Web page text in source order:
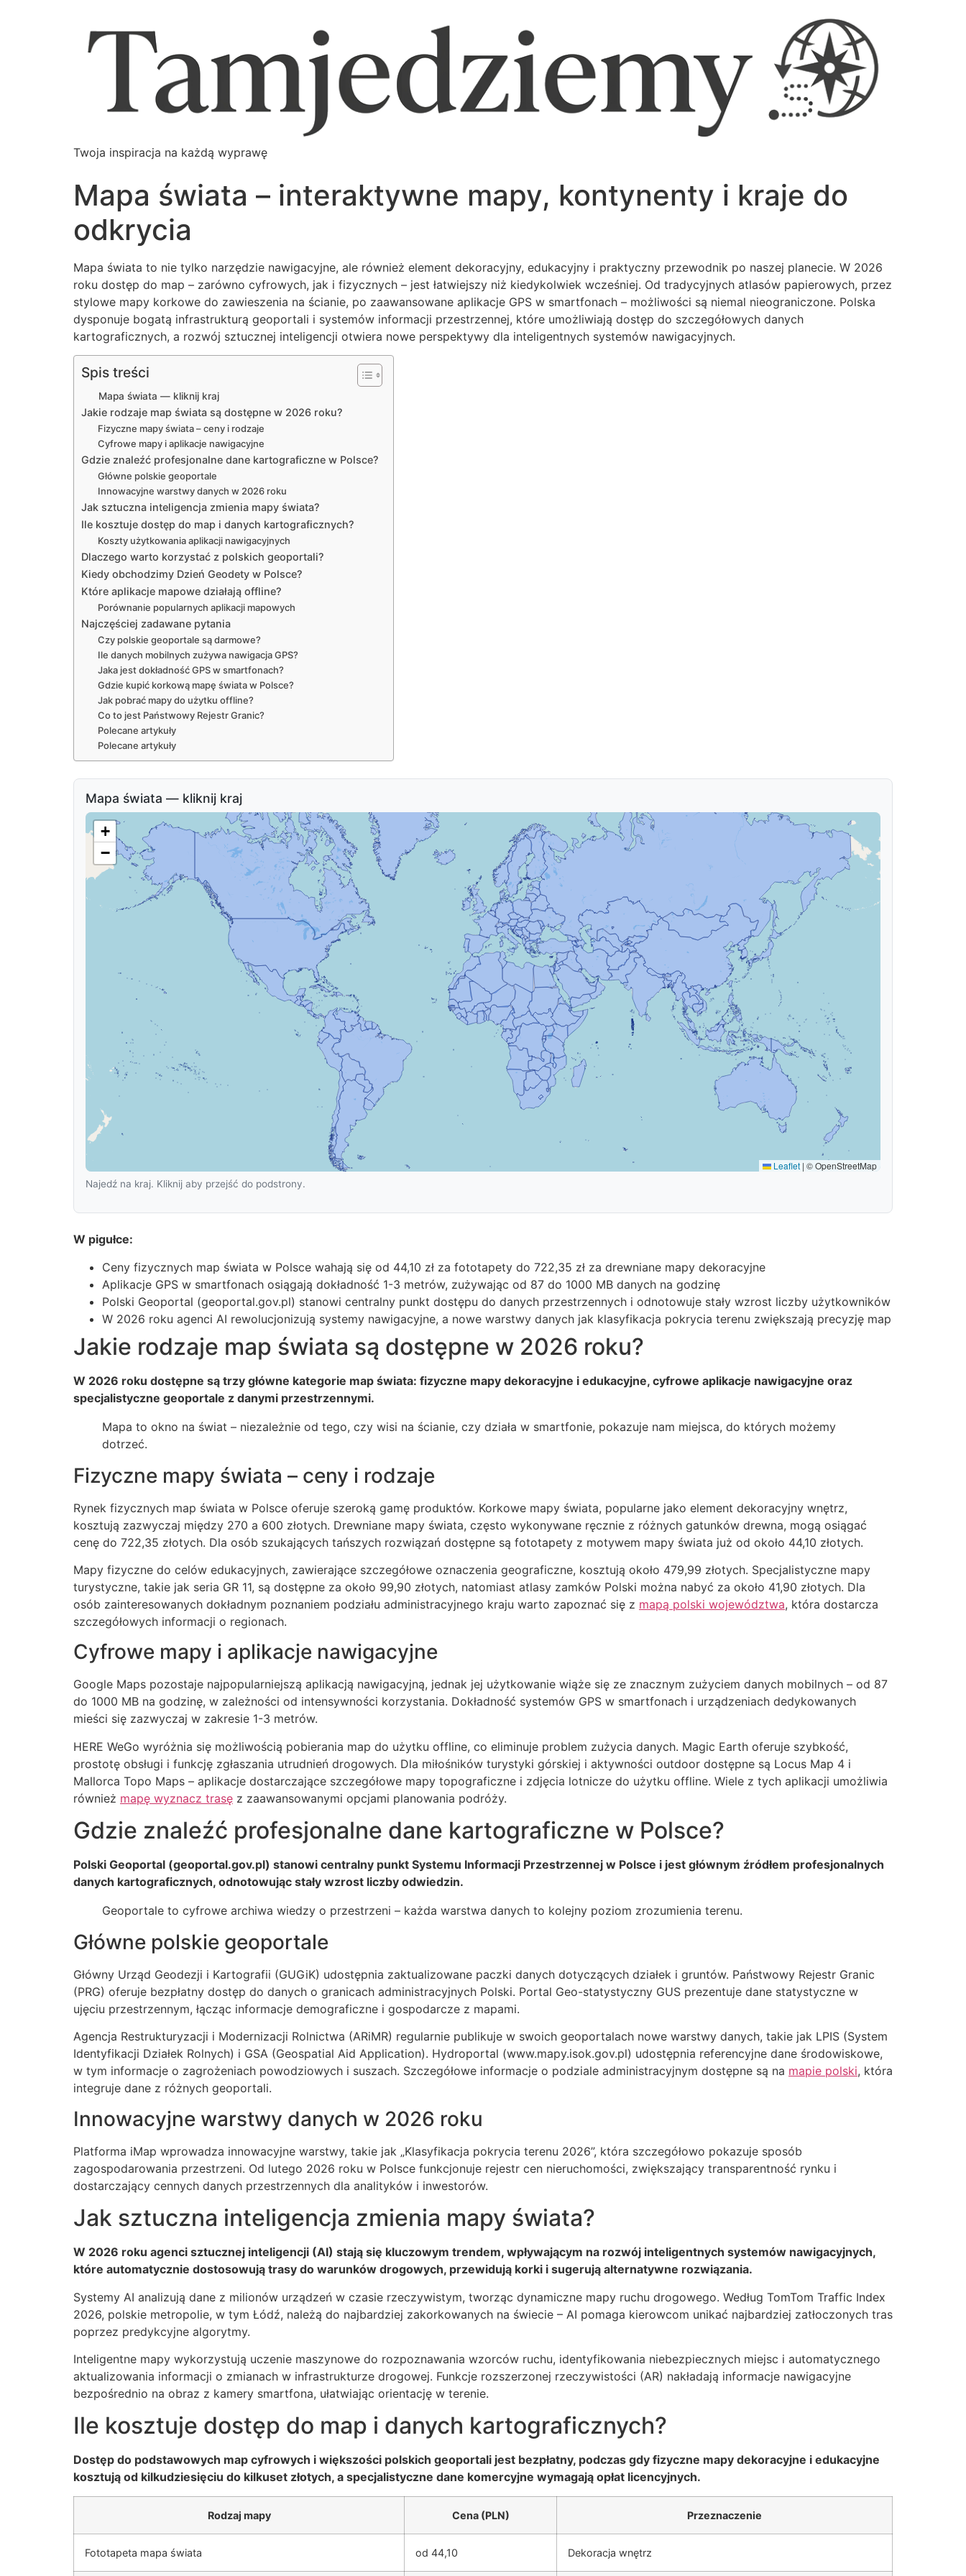
Twoja inspiracja na każdą wyprawę
Mapa świata – interaktywne mapy, kontynenty i kraje do
odkrycia
Mapa świata to nie tylko narzędzie nawigacyjne, ale również element dekoracyjny, edukacyjny i praktyczny przewodnik po naszej planecie. W 2026
roku dostęp do map – zarówno cyfrowych, jak i fizycznych – jest łatwiejszy niż kiedykolwiek wcześniej. Od tradycyjnych atlasów papierowych, przez
stylowe mapy korkowe do zawieszenia na ścianie, po zaawansowane aplikacje GPS w smartfonach – możliwości są niemal nieograniczone. Polska
dysponuje bogatą infrastrukturą geoportali i systemów informacji przestrzennej, które umożliwiają dostęp do szczegółowych danych
kartograficznych, a rozwój sztucznej inteligencji otwiera nowe perspektywy dla inteligentnych systemów nawigacyjnych.
Spis treści
Mapa świata — kliknij kraj
Jakie rodzaje map świata są dostępne w 2026 roku?
Fizyczne mapy świata – ceny i rodzaje
Cyfrowe mapy i aplikacje nawigacyjne
Gdzie znaleźć profesjonalne dane kartograficzne w Polsce?
Główne polskie geoportale
Innowacyjne warstwy danych w 2026 roku
Jak sztuczna inteligencja zmienia mapy świata?
Ile kosztuje dostęp do map i danych kartograficznych?
Koszty użytkowania aplikacji nawigacyjnych
Dlaczego warto korzystać z polskich geoportali?
Kiedy obchodzimy Dzień Geodety w Polsce?
Które aplikacje mapowe działają offline?
Porównanie popularnych aplikacji mapowych
Najczęściej zadawane pytania
Czy polskie geoportale są darmowe?
Ile danych mobilnych zużywa nawigacja GPS?
Jaka jest dokładność GPS w smartfonach?
Gdzie kupić korkową mapę świata w Polsce?
Jak pobrać mapy do użytku offline?
Co to jest Państwowy Rejestr Granic?
Polecane artykuły
Polecane artykuły
Mapa świata — kliknij kraj
+
−
Leaflet | © OpenStreetMap
Najedź na kraj. Kliknij aby przejść do podstrony.
W pigułce:
Ceny fizycznych map świata w Polsce wahają się od 44,10 zł za fototapety do 722,35 zł za drewniane mapy dekoracyjne
Aplikacje GPS w smartfonach osiągają dokładność 1-3 metrów, zużywając od 87 do 1000 MB danych na godzinę
Polski Geoportal (geoportal.gov.pl) stanowi centralny punkt dostępu do danych przestrzennych i odnotowuje stały wzrost liczby użytkowników
W 2026 roku agenci AI rewolucjonizują systemy nawigacyjne, a nowe warstwy danych jak klasyfikacja pokrycia terenu zwiększają precyzję map
Jakie rodzaje map świata są dostępne w 2026 roku?
W 2026 roku dostępne są trzy główne kategorie map świata: fizyczne mapy dekoracyjne i edukacyjne, cyfrowe aplikacje nawigacyjne oraz
specjalistyczne geoportale z danymi przestrzennymi.
Mapa to okno na świat – niezależnie od tego, czy wisi na ścianie, czy działa w smartfonie, pokazuje nam miejsca, do których możemy
dotrzeć.
Fizyczne mapy świata – ceny i rodzaje
Rynek fizycznych map świata w Polsce oferuje szeroką gamę produktów. Korkowe mapy świata, popularne jako element dekoracyjny wnętrz,
kosztują zazwyczaj między 270 a 600 złotych. Drewniane mapy świata, często wykonywane ręcznie z różnych gatunków drewna, mogą osiągać
cenę do 722,35 złotych. Dla osób szukających tańszych rozwiązań dostępne są fototapety z motywem mapy świata już od około 44,10 złotych.
Mapy fizyczne do celów edukacyjnych, zawierające szczegółowe oznaczenia geograficzne, kosztują około 479,99 złotych. Specjalistyczne mapy
turystyczne, takie jak seria GR 11, są dostępne za około 99,90 złotych, natomiast atlasy zamków Polski można nabyć za około 41,90 złotych. Dla
osób zainteresowanych dokładnym poznaniem podziału administracyjnego kraju warto zapoznać się z mapą polski województwa, która dostarcza
szczegółowych informacji o regionach.
Cyfrowe mapy i aplikacje nawigacyjne
Google Maps pozostaje najpopularniejszą aplikacją nawigacyjną, jednak jej użytkowanie wiąże się ze znacznym zużyciem danych mobilnych – od 87
do 1000 MB na godzinę, w zależności od intensywności korzystania. Dokładność systemów GPS w smartfonach i urządzeniach dedykowanych
mieści się zazwyczaj w zakresie 1-3 metrów.
HERE WeGo wyróżnia się możliwością pobierania map do użytku offline, co eliminuje problem zużycia danych. Magic Earth oferuje szybkość,
prostotę obsługi i funkcję zgłaszania utrudnień drogowych. Dla miłośników turystyki górskiej i aktywności outdoor dostępne są Locus Map 4 i
Mallorca Topo Maps – aplikacje dostarczające szczegółowe mapy topograficzne i zdjęcia lotnicze do użytku offline. Wiele z tych aplikacji umożliwia
również mapę wyznacz trasę z zaawansowanymi opcjami planowania podróży.
Gdzie znaleźć profesjonalne dane kartograficzne w Polsce?
Polski Geoportal (geoportal.gov.pl) stanowi centralny punkt Systemu Informacji Przestrzennej w Polsce i jest głównym źródłem profesjonalnych
danych kartograficznych, odnotowując stały wzrost liczby odwiedzin.
Geoportale to cyfrowe archiwa wiedzy o przestrzeni – każda warstwa danych to kolejny poziom zrozumienia terenu.
Główne polskie geoportale
Główny Urząd Geodezji i Kartografii (GUGiK) udostępnia zaktualizowane paczki danych dotyczących działek i gruntów. Państwowy Rejestr Granic
(PRG) oferuje bezpłatny dostęp do danych o granicach administracyjnych Polski. Portal Geo-statystyczny GUS prezentuje dane statystyczne w
ujęciu przestrzennym, łącząc informacje demograficzne i gospodarcze z mapami.
Agencja Restrukturyzacji i Modernizacji Rolnictwa (ARiMR) regularnie publikuje w swoich geoportalach nowe warstwy danych, takie jak LPIS (System
Identyfikacji Działek Rolnych) i GSA (Geospatial Aid Application). Hydroportal (www.mapy.isok.gov.pl) udostępnia referencyjne dane środowiskowe,
w tym informacje o zagrożeniach powodziowych i suszach. Szczegółowe informacje o podziale administracyjnym dostępne są na mapie polski, która
integruje dane z różnych geoportali.
Innowacyjne warstwy danych w 2026 roku
Platforma iMap wprowadza innowacyjne warstwy, takie jak „Klasyfikacja pokrycia terenu 2026”, która szczegółowo pokazuje sposób
zagospodarowania przestrzeni. Od lutego 2026 roku w Polsce funkcjonuje rejestr cen nieruchomości, zwiększający transparentność rynku i
dostarczający cennych danych przestrzennych dla analityków i inwestorów.
Jak sztuczna inteligencja zmienia mapy świata?
W 2026 roku agenci sztucznej inteligencji (AI) stają się kluczowym trendem, wpływającym na rozwój inteligentnych systemów nawigacyjnych,
które automatycznie dostosowują trasy do warunków drogowych, przewidują korki i sugerują alternatywne rozwiązania.
Systemy AI analizują dane z milionów urządzeń w czasie rzeczywistym, tworząc dynamiczne mapy ruchu drogowego. Według TomTom Traffic Index
2026, polskie metropolie, w tym Łódź, należą do najbardziej zakorkowanych na świecie – AI pomaga kierowcom unikać najbardziej zatłoczonych tras
poprzez predykcyjne algorytmy.
Inteligentne mapy wykorzystują uczenie maszynowe do rozpoznawania wzorców ruchu, identyfikowania niebezpiecznych miejsc i automatycznego
aktualizowania informacji o zmianach w infrastrukturze drogowej. Funkcje rozszerzonej rzeczywistości (AR) nakładają informacje nawigacyjne
bezpośrednio na obraz z kamery smartfona, ułatwiając orientację w terenie.
Ile kosztuje dostęp do map i danych kartograficznych?
Dostęp do podstawowych map cyfrowych i większości polskich geoportali jest bezpłatny, podczas gdy fizyczne mapy dekoracyjne i edukacyjne
kosztują od kilkudziesięciu do kilkuset złotych, a specjalistyczne dane komercyjne wymagają opłat licencyjnych.
Rodzaj mapy Cena (PLN) Przeznaczenie
Fototapeta mapa świata od 44,10 Dekoracja wnętrz